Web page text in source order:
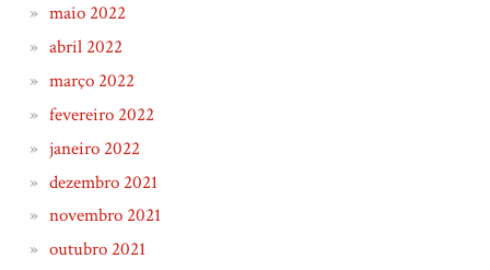
maio 2022
abril 2022
março 2022
fevereiro 2022
janeiro 2022
dezembro 2021
novembro 2021
outubro 2021